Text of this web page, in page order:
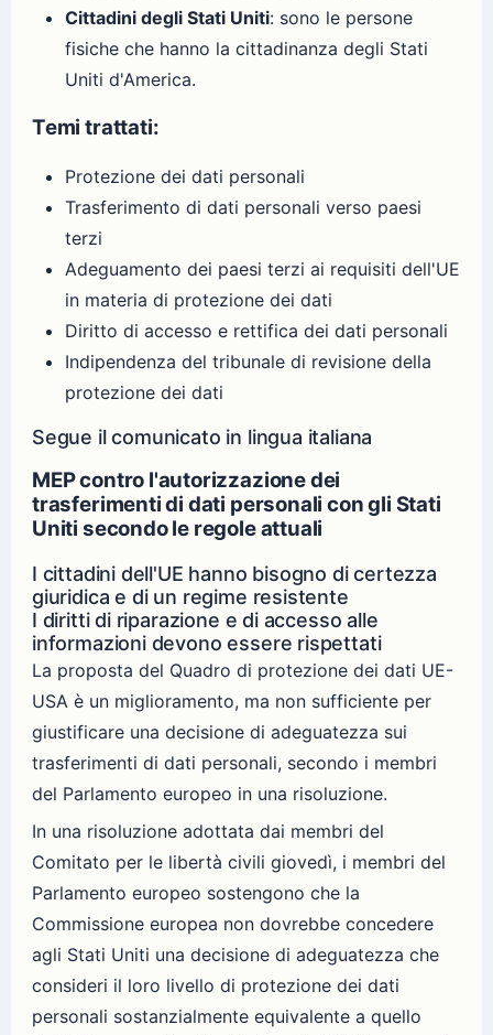
Cittadini degli Stati Uniti: sono le persone
fisiche che hanno la cittadinanza degli Stati
Uniti d'America.
Temi trattati:
Protezione dei dati personali
Trasferimento di dati personali verso paesi
terzi
Adeguamento dei paesi terzi ai requisiti dell'UE
in materia di protezione dei dati
Diritto di accesso e rettifica dei dati personali
Indipendenza del tribunale di revisione della
protezione dei dati
Segue il comunicato in lingua italiana
MEP contro l'autorizzazione dei
trasferimenti di dati personali con gli Stati
Uniti secondo le regole attuali
I cittadini dell'UE hanno bisogno di certezza
giuridica e di un regime resistente
I diritti di riparazione e di accesso alle
informazioni devono essere rispettati
La proposta del Quadro di protezione dei dati UE-
USA è un miglioramento, ma non sufficiente per
giustificare una decisione di adeguatezza sui
trasferimenti di dati personali, secondo i membri
del Parlamento europeo in una risoluzione.
In una risoluzione adottata dai membri del
Comitato per le libertà civili giovedì, i membri del
Parlamento europeo sostengono che la
Commissione europea non dovrebbe concedere
agli Stati Uniti una decisione di adeguatezza che
consideri il loro livello di protezione dei dati
personali sostanzialmente equivalente a quello